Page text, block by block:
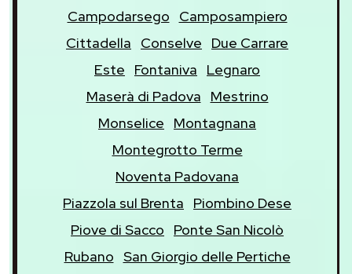
Campodarsego
Camposampiero
Cittadella
Conselve
Due Carrare
Este
Fontaniva
Legnaro
Maserà di Padova
Mestrino
Monselice
Montagnana
Montegrotto Terme
Noventa Padovana
Piazzola sul Brenta
Piombino Dese
Piove di Sacco
Ponte San Nicolò
Rubano San Giorgio delle Pertiche